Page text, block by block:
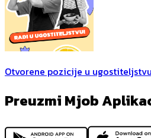
Otvorene pozicije u
Preuzmi Mjob